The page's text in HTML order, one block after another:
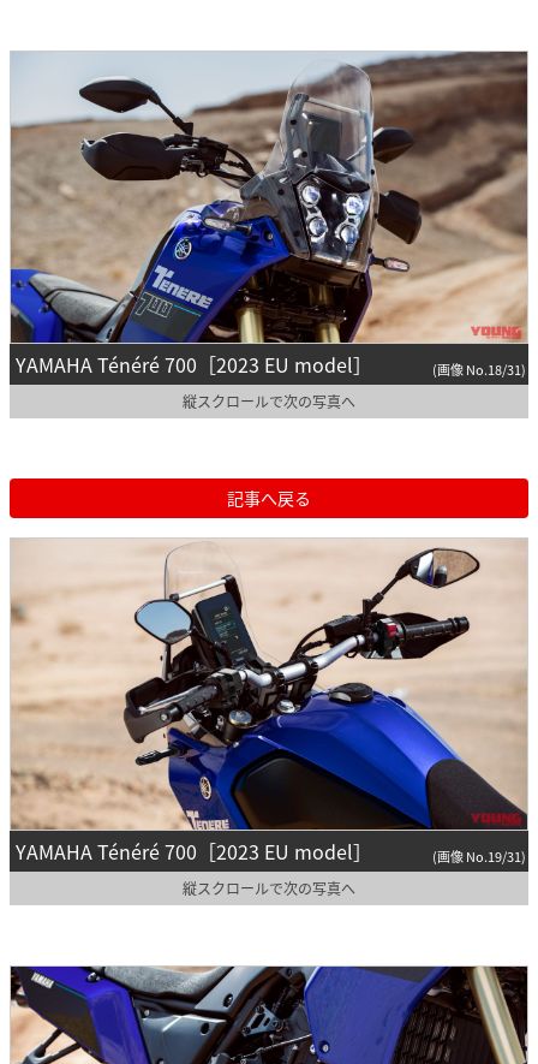
YAMAHA Ténéré 700［2023 EU model］ (画像 No.18/31)
縦スクロールで次の写真へ
記事へ戻る
YAMAHA Ténéré 700［2023 EU model］ (画像 No.19/31)
縦スクロールで次の写真へ